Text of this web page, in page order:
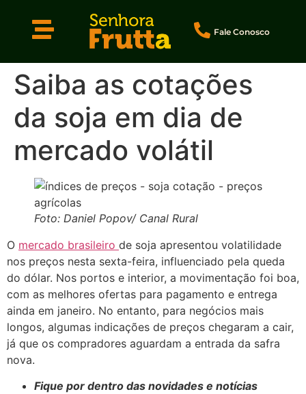
Fale Conosco
Saiba as cotações
da soja em dia de
mercado volátil
Foto: Daniel Popov/ Canal Rural
O mercado brasileiro de soja apresentou volatilidade
nos preços nesta sexta-feira, influenciado pela queda
do dólar. Nos portos e interior, a movimentação foi boa,
com as melhores ofertas para pagamento e entrega
ainda em janeiro. No entanto, para negócios mais
longos, algumas indicações de preços chegaram a cair,
já que os compradores aguardam a entrada da safra
nova.
Fique por dentro das novidades e notícias